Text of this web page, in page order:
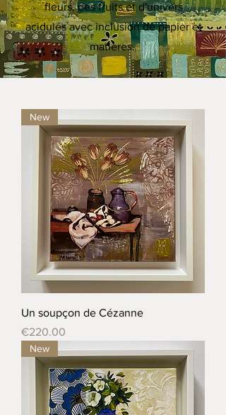
fleurs, des fruits et d'univers
acidulés avec inclusion de papier et
matières.
New
Un soupçon de Cézanne
Price
€220.00
New